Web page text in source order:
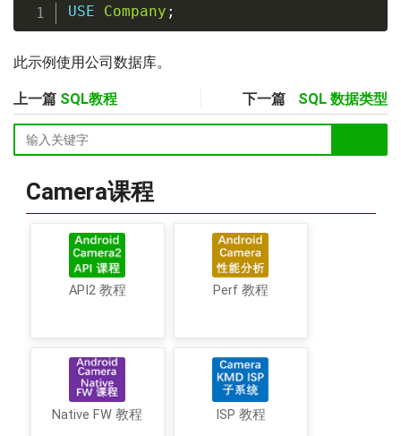
USE Company ;
此示例使用公司数据库。
上一篇 SQL教程 下一篇 SQL 数据类型
Camera课程
API2 教程 Perf 教程
Native FW 教程 ISP 教程